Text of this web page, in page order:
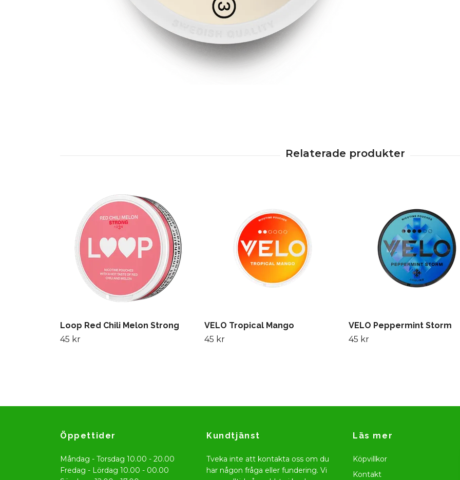
Loop Red Chili Melon Strong
45 kr
VELO Tropical Mango
45 kr
VELO Peppermint Storm
45 kr
Öppettider
Måndag - Torsdag 10.00 - 20.00
Fredag - Lördag 10.00 - 00.00
Kundtjänst
Tveka inte att kontakta oss om du
har någon fråga eller fundering. Vi
Läs mer
Köpvillkor
Kontakt